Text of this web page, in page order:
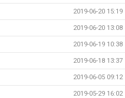
2019-06-20 15:19
2019-06-20 13:08
2019-06-19 10:38
2019-06-18 13:37
2019-06-05 09:12
2019-05-29 16:02